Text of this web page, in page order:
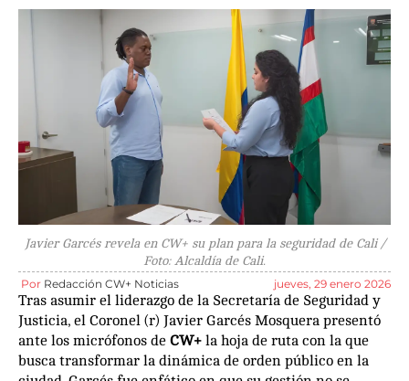
Javier Garcés revela en CW+ su plan para la seguridad de Cali /
Foto: Alcaldía de Cali.
Por Redacción CW+ Noticias jueves, 29 enero 2026
Tras asumir el liderazgo de la Secretaría de Seguridad y
Justicia, el Coronel (r) Javier Garcés Mosquera presentó
ante los micrófonos de CW+ la hoja de ruta con la que
busca transformar la dinámica de orden público en la